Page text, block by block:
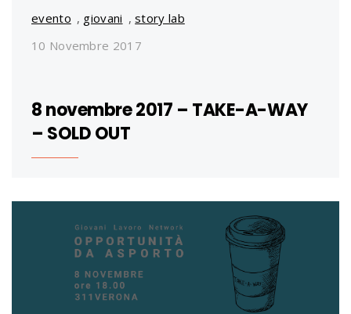
evento , giovani ,story lab
10 Novembre 2017
8 novembre 2017 – TAKE-A-WAY
– SOLD OUT